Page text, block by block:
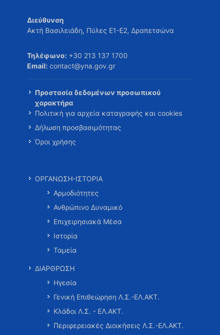
Διεύθυνση
Ακτή Βασιλειάδη, Πύλες Ε1-Ε2, Δραπετσώνα
Τηλέφωνο: +30 213 137 1700
Email: contact@yna.gov.gr
Προστασία δεδομένων προσωπικού
χαρακτήρα
Πολιτική για αρχεία καταγραφής και cookies
Δήλωση προσβασιμότητας
Όροι χρήσης
ΟΡΓΑΝΩΣΗ-ΙΣΤΟΡΙΑ
Αρμοδιότητες
Ανθρώπινο Δυναμικό
Επιχειρησιακά Μέσα
Ιστορία
Ταμεία
ΔΙΑΡΘΡΩΣΗ
Ηγεσία
Γενική Επιθεώρηση Λ.Σ.-ΕΛ.ΑΚΤ.
Κλάδοι Λ.Σ. - ΕΛ.ΑΚΤ.
Περιφερειακές Διοικήσεις Λ.Σ.-ΕΛ.ΑΚΤ.